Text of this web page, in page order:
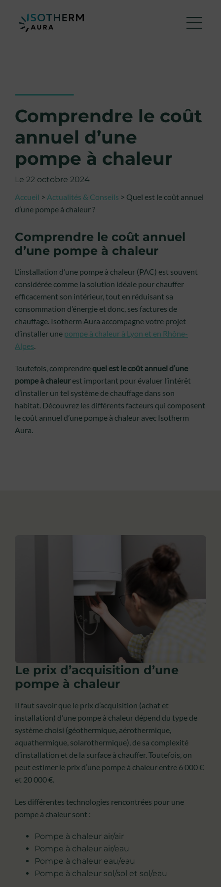
Comprendre le coût
annuel d’une
pompe à chaleur
Le 22 octobre 2024
Accueil > Actualités & Conseils > Quel est le coût annuel
d’une pompe à chaleur ?
Comprendre le coût annuel
d’une pompe à chaleur
L’installation d’une pompe à chaleur (PAC) est souvent
considérée comme la solution idéale pour chauffer
efficacement son intérieur, tout en réduisant sa
consommation d’énergie et donc, ses factures de
chauffage. Isotherm Aura accompagne votre projet
d’installer une pompe à chaleur à Lyon et en Rhône-
Alpes.
Toutefois, comprendrequel est le coût annuel d’une
pompe à chaleurest important pour évaluer l’intérêt
d’installer un tel système de chauffage dans son
habitat. Découvrez les différents facteurs qui composent
le coût annuel d’une pompe à chaleur avec Isotherm
Aura.
Le prix d’acquisition d’une
pompe à chaleur
Il faut savoir que le prix d’acquisition (achat et
installation) d’une pompe à chaleur dépend du type de
système choisi (géothermique, aérothermique,
aquathermique, solarothermique), de sa complexité
d’installation et de la surface à chauffer. Toutefois, on
peut estimer le prix d’une pompe à chaleur entre 6 000 €
et 20 000 €.
Les différentes technologies rencontrées pour une
pompe à chaleur sont :
Pompe à chaleur air/air
Pompe à chaleur air/eau
Pompe à chaleur eau/eau
Pompe à chaleur sol/sol et sol/eau